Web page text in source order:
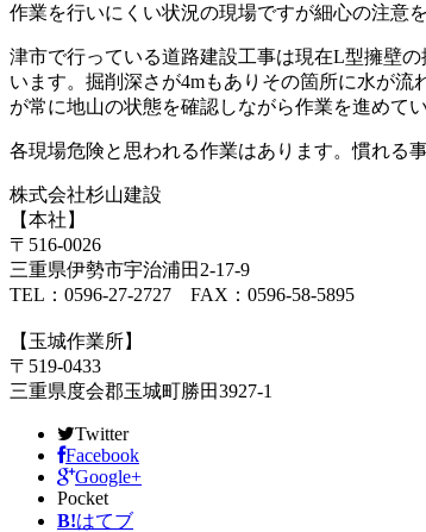
作業を行いにくい状況の現場ですが細心の注意
津市で行っている道路建設工事は現在L型擁壁
います。掘削深さが4mもありその箇所に水が
が常に地山の状態を確認しながら作業を進めてい
各現場危険と思われる作業はあります。慣れる
株式会社杉山建設
【本社】
〒516-0026
三重県伊勢市宇治浦田2-17-9
TEL：0596-27-2727 FAX：0596-58-5895
【玉城作業所】
〒519-0433
三重県度会郡玉城町勝田3927-1
Twitter
Facebook
Google+
Pocket
B!はてブ